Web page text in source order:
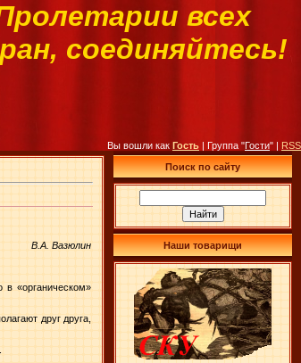
всех
соединяйтесь!
Вы вошли как Гость | Группа "Гости" | RSS
В.А. Вазюлин
в «органическом»
друг друга,
Поиск по сайту
Наши товарищи